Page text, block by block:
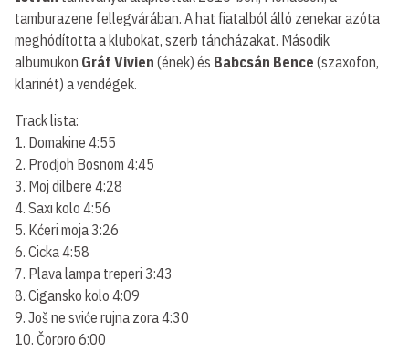
tamburazene fellegvárában. A hat fiatalból álló zenekar azóta
meghódította a klubokat, szerb táncházakat. Második
albumukon Gráf Vivien (ének) és Babcsán Bence (szaxofon,
klarinét) a vendégek.
Track lista:
1. Domakine 4:55
2. Prođjoh Bosnom 4:45
3. Moj dilbere 4:28
4. Saxi kolo 4:56
5. Kćeri moja 3:26
6. Cicka 4:58
7. Plava lampa treperi 3:43
8. Cigansko kolo 4:09
9. Još ne sviće rujna zora 4:30
10. Čororo 6:00